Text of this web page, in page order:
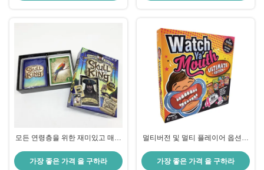
모든 연령층을 위한 재미있고 매력
가장 좋은 가격 을 구하라
멀티버전 및 멀티 플레이어 옵션으
게임 카드
가장 좋은 가격 을 구하라